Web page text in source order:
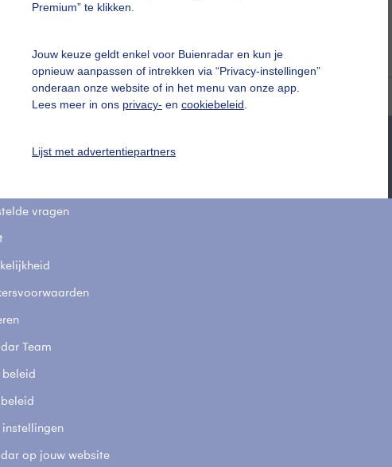
Premium” te klikken.
Jouw keuze geldt enkel voor Buienradar en kun je
opnieuw aanpassen of intrekken via “Privacy-instellingen”
onderaan onze website of in het menu van onze app.
Lees meer in ons privacy- en cookiebeleid
Lijst met advertentiepartners
Een moment geduld aub...
vragen
Team
beleid
instellingen
op jouw website